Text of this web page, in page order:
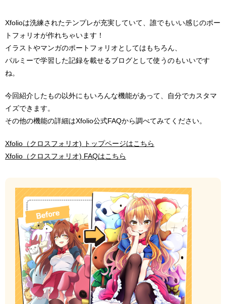
Xfolioは洗練されたテンプレが充実していて、誰でもいい感じのポー
トフォリオが作れちゃいます！
イラストやマンガのポートフォリオとしてはもちろん、
パルミーで学習した記録を載せるブログとして使うのもいいです
ね。
今回紹介したもの以外にもいろんな機能があって、自分でカスタマ
イズできます。
その他の機能の詳細はXfolio公式FAQから調べてみてください。
Xfolio（クロスフォリオ) トップページはこちら
Xfolio（クロスフォリオ) FAQはこちら